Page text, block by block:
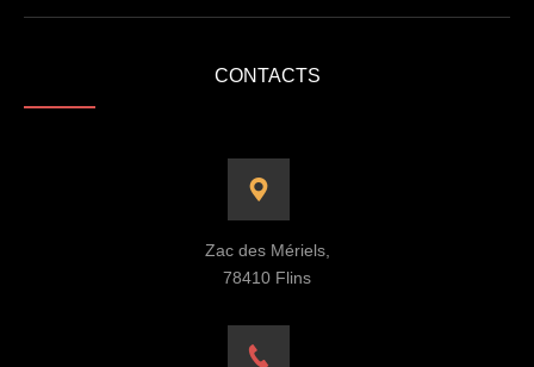
CONTACTS
Zac des Mériels,
78410 Flins